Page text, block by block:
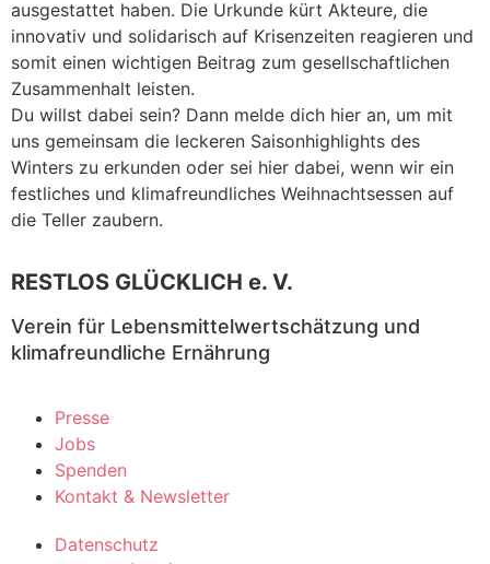
ausgestattet haben. Die Urkunde kürt Akteure, die
innovativ und solidarisch auf Krisenzeiten reagieren und
somit einen wichtigen Beitrag zum gesellschaftlichen
Zusammenhalt leisten.
Du willst dabei sein? Dann melde dich hier an, um mit
uns gemeinsam die leckeren Saisonhighlights des
Winters zu erkunden oder sei hier dabei, wenn wir ein
festliches und klimafreundliches Weihnachtsessen auf
die Teller zaubern.
RESTLOS GLÜCKLICH e. V.
Verein für Lebensmittelwertschätzung und
klimafreundliche Ernährung
Presse
Jobs
Spenden
Kontakt & Newsletter
Datenschutz